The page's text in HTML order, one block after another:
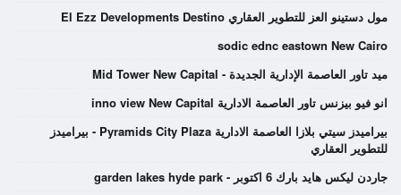
مول دستينو العز للتطوير العقاري El Ezz Developments Destino
sodic ednc eastown New Cairo
ميد تاور العاصمة الإدارية الجديدة - Mid Tower New Capital
انو فيو بيزنس تاور العاصمة الادارية inno view New Capital
بيراميدز سيتي بلازا العاصمة الادارية Pyramids City Plaza - بيراميدز
للتطوير العقاري
جاردن ليكس هايد بارك 6 اكتوبر - garden lakes hyde park